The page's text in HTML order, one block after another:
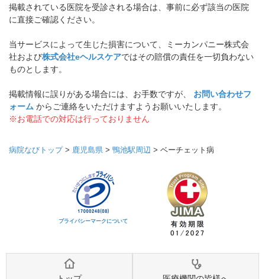
掲載されている医院を受診される場合は、事前に必ず該当の医院
に直接ご確認ください。
当サービスによって生じた損害について、ミーカンパニー株式会
社および株式会社eヘルスケアではその賠償の責任を一切負わない
ものとします。
掲載情報に誤りがある場合には、お手数ですが、 お問い合わせフ
ォーム からご連絡をいただけますようお願いいたします。
※お電話での対応は行っておりません
病院なびトップ> 鹿児島県 > 鴨池駅周辺 > ベーチェット病
プライバシーマークについて